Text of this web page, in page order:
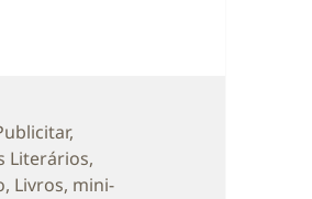
,
Literários,
, Livros, mini-